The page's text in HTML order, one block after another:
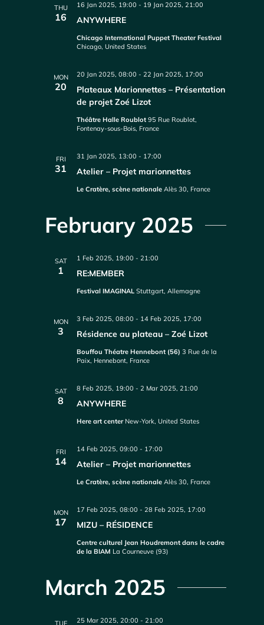
THU
16 ANYWHERE
16 Jan 2025, 19:00 - 19 Jan 2025, 21:00
Chicago International Puppet Theater Festival
Chicago, United States
MON
20
Plateaux Marionnettes – Présentation
de projet Zoé Lizot
20 Jan 2025, 08:00 -22 Jan 2025, 17:00
Théâtre Halle Roublot95 Rue Roublot,
Fontenay-sous-Bois, France
FRI
31 Atelier – Projet marionnettes
31 Jan 2025, 13:00 - 17:00
Le Cratère, scène nationaleAlès 30, France
February 2025
SAT
1 RE:MEMBER
1 Feb 2025, 19:00 -21:00
Festival IMAGINALStuttgart, Allemagne
MON
3 Résidence au plateau – Zoé Lizot
3 Feb 2025, 08:00 - 14 Feb 2025, 17:00
Bouffou Théatre Hennebont (56)3 Rue de la
Paix, Hennebont, France
SAT
8 ANYWHERE
8 Feb 2025, 19:00 -2 Mar 2025, 21:00
Here art center New-York, United States
FRI
14 Atelier – Projet marionnettes
14 Feb 2025, 09:00 - 17:00
Le Cratère, scène nationaleAlès 30, France
MON
17 MIZU – RÉSIDENCE
17 Feb 2025, 08:00 -28 Feb 2025, 17:00
Centre culturel Jean Houdremont dans le cadre
de la BIAM La Courneuve (93)
March 2025
TUE 25 Mar 2025, 20:00 -21:00